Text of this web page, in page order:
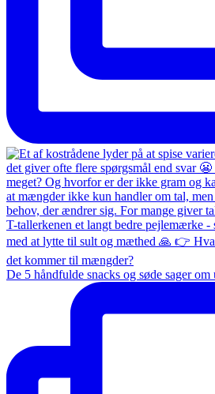
De 5 håndfulde snacks og søde sager om